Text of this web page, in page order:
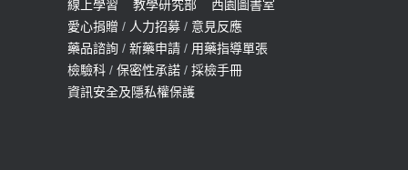
2022-01-07
114年【公費流感及新冠疫苗】門診
預約
2025-09-30
線上學習
教學研究部
西園圖書室
愛心捐贈 / 人力招募 / 意見反應
藥品諮詢 / 新藥申請 / 用藥指導單張
檢驗科 / 保密性承諾 / 採檢手冊
資訊安全及隱私權保護